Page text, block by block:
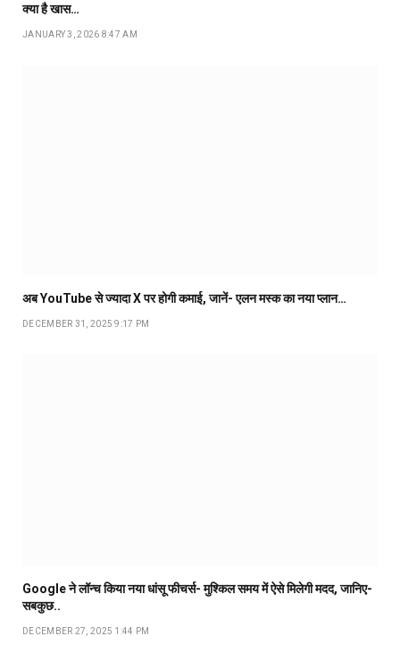
क्या है खास…
JANUARY 3, 2026 8:47 AM
अब YouTube से ज्यादा X पर होगी कमाई, जानें- एलन मस्क का नया प्लान…
DECEMBER 31, 2025 9:17 PM
Google ने लॉन्च किया नया धांसू फीचर्स- मुश्किल समय में ऐसे मिलेगी मदद, जानिए-
सबकुछ..
DECEMBER 27, 2025 1:44 PM